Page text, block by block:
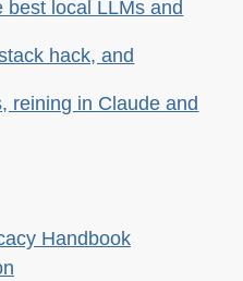
best local LLMs and
hack, and
reining in Claude and
Handbook